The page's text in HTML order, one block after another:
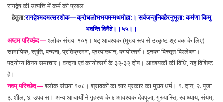
रागद्वेष की उत्पत्ति में कर्म की प्रबल
हेतुता:रागद्वेषमदमत्सरशोक—क्रोधलोभभयमन्मथमोहा:। सर्वजन्तुनिवहैरनुभूता: कर्मणा किमु
भवन्ति विनैते।।५५।।
अष्टम परिच्छेद— श्लोक संख्या १०९। षट् आवश्यक (मुख्य रूप से उत्कृष्ट श्रावक के लिए)
सामायिक, स्तुति, वन्दना, प्रतिक्रमण, प्रत्याख्यान, कायोत्सर्ग। इनका विस्तृत विश्लेषण।
पदयोग्य विनय समाचार। वन्दना एवं कायोत्सर्ग के ३२-३२ दोष। आवश्यकों की विधि, यह विशिष्ट
है।
नवम् परिच्छेद— श्लोक संख्या १०८। श्रावकों का चार प्रकार का मुख्य धर्म। १. दान, २. पूजा
३. शील, ४. उपवास। अन्य आचार्यों ने गृहस्थ के ६ आवश्यक देवपूजा, गुरुपास्ति, स्वाध्याय, संयम,